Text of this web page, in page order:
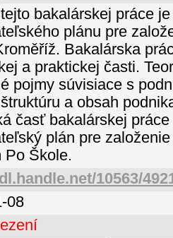
bakalárskej práce
plánu pre
Bakalárska
a praktickej časti.
pojmy súvisiace s
a obsah
časť bakalárskej
plán pre
Po Škole.
10563/
08